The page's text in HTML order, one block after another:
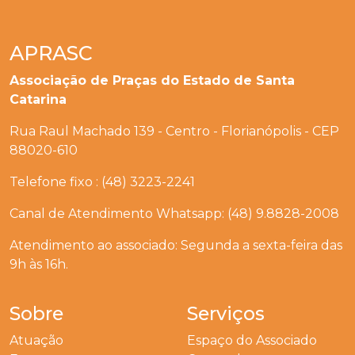
APRASC
Associação de Praças do Estado de Santa
Catarina
Rua Raul Machado 139 - Centro - Florianópolis - CEP
88020-610
Telefone fixo : (48) 3223-2241
Canal de Atendimento Whatsapp: (48) 9.8828-2008
Atendimento ao associado: Segunda a sexta-feira das
9h às 16h.
Sobre
Atuação
Serviços
Espaço do Associado